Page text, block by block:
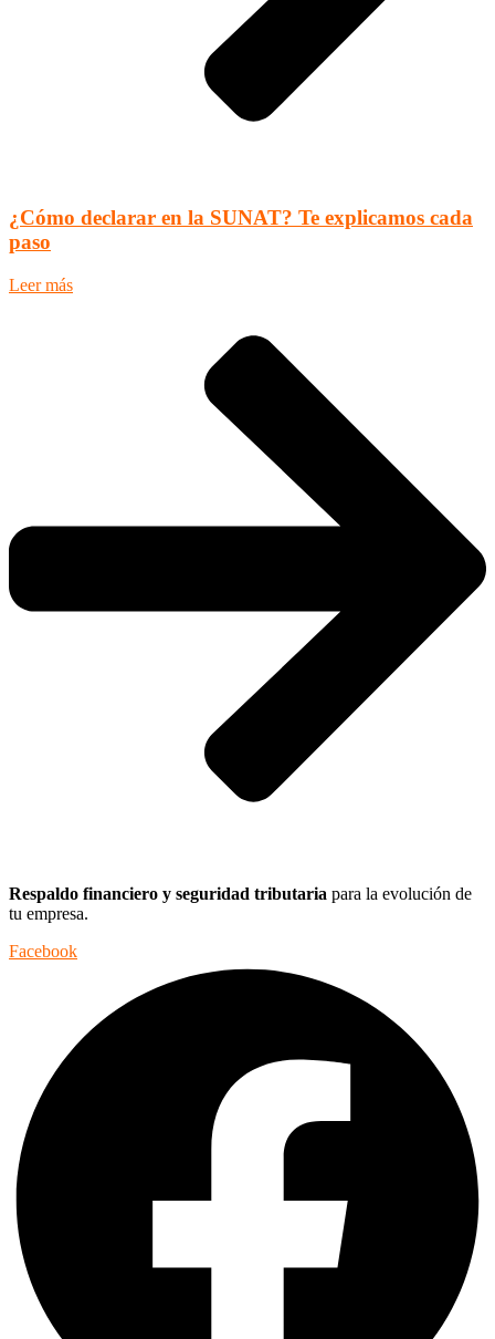
¿Cómo declarar en la SUNAT? Te explicamos cada
paso
Leer más
Respaldo financiero y seguridad tributaria para la evolución de
tu empresa.
Facebook